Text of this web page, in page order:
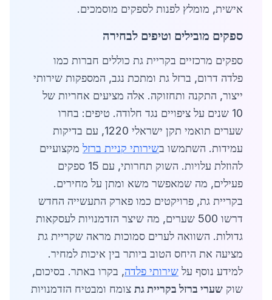
אישית, מומלץ לפנות לספקים מוסמכים.
ספקים מובילים וטיפים לבחירה
ספקים מרכזיים בקריית גת כוללים חברות כמו
פלדה דרום, ברזל גת ומתכת נגב, המספקות שירותי
ייצור, התקנה ותחזוקה. אלה מציעים אחריות של
10 שנים על ציפויים נגד חלודה. טיפים: בחרו
שערים תואמי תקן ישראלי 1220, עם בדיקות
עמידות. השתמשו בשירותי קניית ברזל מקצועיים
להוזלת עלויות. השוק תחרותי, עם 15 ספקים
פעילים, מה שמאפשר משא ומתן על מחירים.
בקריית גת, פרויקטים כמו פארק התעשייה החדש
דרשו 500 שערים, מה שיצר הזדמנויות לעסקאות
גדולות. השוואה לערים סמוכות מראה שקריית גת
מציעה את היחס הטוב ביותר בין איכות למחיר.
למידע נוסף על שירותי פלדה, בקרו באתר. בסיכום,
שוק שערי ברזל בקריית גת צומח ומבטיח הזדמנויות